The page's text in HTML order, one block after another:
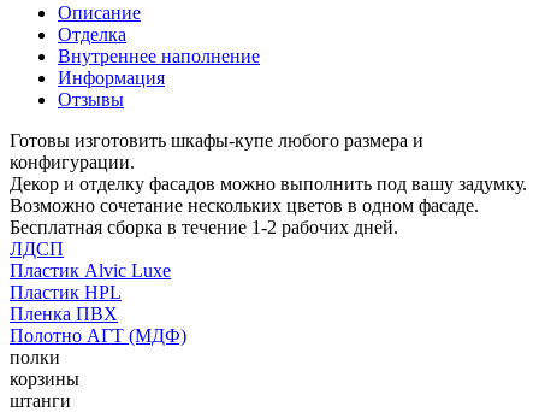
Описание
Отделка
Внутреннее наполнение
Информация
Отзывы
Готовы изготовить шкафы-купе любого размера и
конфигурации.
Декор и отделку фасадов можно выполнить под вашу задумку.
Возможно сочетание нескольких цветов в одном фасаде.
Бесплатная сборка в течение 1-2 рабочих дней.
ЛДСП
Пластик Alvic Luxe
Пластик HPL
Пленка ПВХ
Полотно АГТ (МДФ)
полки
корзины
штанги